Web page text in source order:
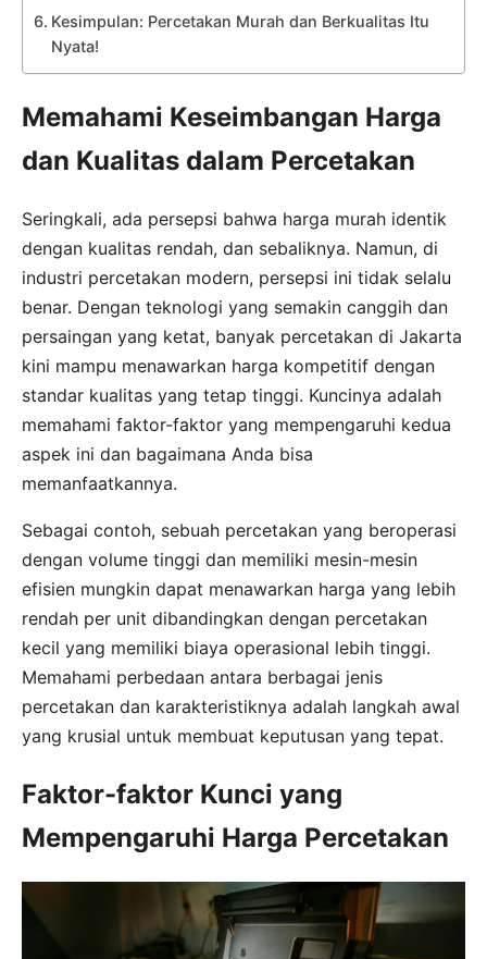
Kesimpulan: Percetakan Murah dan Berkualitas Itu
Nyata!
Memahami Keseimbangan Harga
dan Kualitas dalam Percetakan
Seringkali, ada persepsi bahwa harga murah identik
dengan kualitas rendah, dan sebaliknya. Namun, di
industri percetakan modern, persepsi ini tidak selalu
benar. Dengan teknologi yang semakin canggih dan
persaingan yang ketat, banyak percetakan di Jakarta
kini mampu menawarkan harga kompetitif dengan
standar kualitas yang tetap tinggi. Kuncinya adalah
memahami faktor-faktor yang mempengaruhi kedua
aspek ini dan bagaimana Anda bisa
memanfaatkannya.
Sebagai contoh, sebuah percetakan yang beroperasi
dengan volume tinggi dan memiliki mesin-mesin
efisien mungkin dapat menawarkan harga yang lebih
rendah per unit dibandingkan dengan percetakan
kecil yang memiliki biaya operasional lebih tinggi.
Memahami perbedaan antara berbagai jenis
percetakan dan karakteristiknya adalah langkah awal
yang krusial untuk membuat keputusan yang tepat.
Faktor-faktor Kunci yang
Mempengaruhi Harga Percetakan